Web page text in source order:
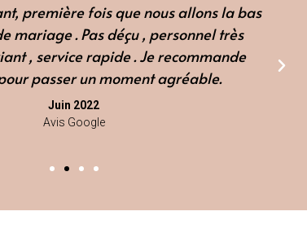
première fois que nous allons la bas
mariage . Pas déçu , personnel très
, service rapide . Je recommande
passer un moment agréable.
Juin 2022
Avis Google